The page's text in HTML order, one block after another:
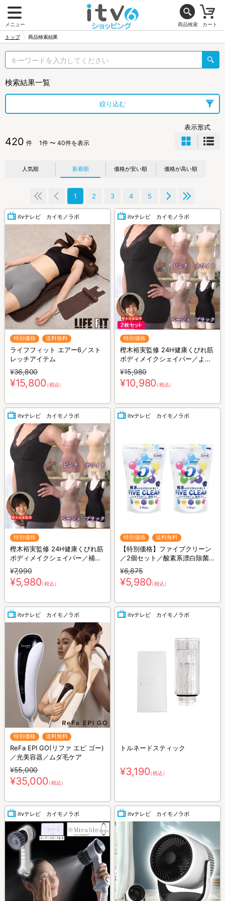
メニュー 商品検索 カート
トップ 商品検索結果
検索結果一覧
絞り込む
420 件 1件 〜 40件を表示
表示形式
人気順 新着順 価格が安い順 価格が高い順
1 2 3 4 5
itvテレビ カイモノラボ
特別価格 送料無料
ライフフィット エアー6／スト
レッチアイテム
¥36,800
¥15,800（税込）
itvテレビ カイモノラボ
特別価格
樫木裕実監修 24H健康くびれ筋
ボディメイクシェイパー／より
どり2枚セット／補整キャミソ
ール／1枚4役
¥15,980
¥10,980（税込）
itvテレビ カイモノラボ
特別価格
樫木裕実監修 24H健康くびれ筋
ボディメイクシェイパー／補整
キャミソール／1枚4役
¥7,990
¥5,980（税込）
itvテレビ カイモノラボ
特別価格 送料無料
【特別価格】ファイブクリーン
／2個セット／酸素系漂白除菌
洗浄剤／(送料無料)
¥6,875
¥5,980（税込）
itvテレビ カイモノラボ
特別価格 送料無料
ReFa EPI GO(リファ エピ ゴー)
／光美容器／ムダ毛ケア
¥55,000
¥35,000（税込）
itvテレビ カイモノラボ
トルネードスティック
¥3,190（税込）
itvテレビ カイモノラボ itvテレビ カイモノラボ